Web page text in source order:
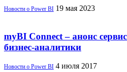
Новости о Power BI 19 мая 2023
myBI Connect – анонс
бизнес-аналитики
Новости о Power BI 4 июля 2017